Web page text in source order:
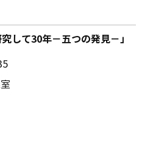
して30年－五つの発見－」